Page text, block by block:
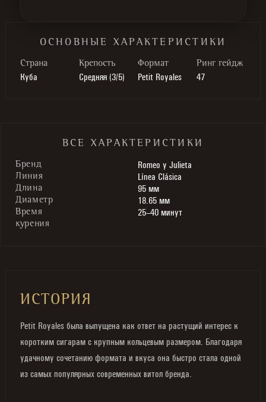
ОСНОВНЫЕ ХАРАКТЕРИСТИКИ
Cтрана
Куба
Крепость
Средняя (3/5)
Формат
Petit Royales
Ринг гейдж
47
ВСЕ ХАРАКТЕРИСТИКИ
Бренд Romeo y Julieta
Линия Línea Clásica
Длина 95 мм
Диаметр 18.65 мм
Время
курения
25–40 минут
ИСТОРИЯ
Petit Royales была выпущена как ответ на растущий интерес к
коротким сигарам с крупным кольцевым размером. Благодаря
удачному сочетанию формата и вкуса она быстро стала одной
из самых популярных современных витол бренда.